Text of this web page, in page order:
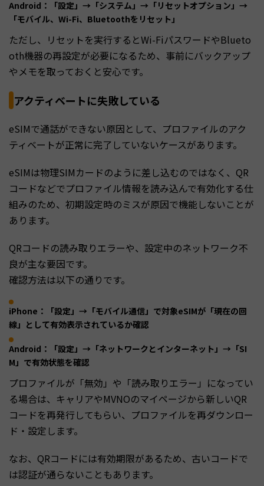
Android：「設定」→「システム」→「リセットオプション」→
「モバイル、Wi-Fi、Bluetoothをリセット」
ただし、リセットを実行するとWi-FiパスワードやBlueto
oth機器の再設定が必要になるため、事前にバックアップ
やメモを取っておくと安心です。
アクティベートに失敗している
eSIMで通話ができない原因として、プロファイルのアク
ティベートが正常に完了していないケースがあります。
eSIMは物理SIMカードのように差し込むのではなく、QR
コードなどでプロファイル情報を読み込んで有効化する仕
組みのため、初期設定時のミスが原因で機能しないことが
あります。
QRコードの読み取りエラーや、設定中のネットワーク不
良が主な要因です。
確認方法は以下の通りです。
iPhone：「設定」→「モバイル通信」で対象eSIMが「現在の回
線」として有効表示されているか確認
Android：「設定」→「ネットワークとインターネット」→「SI
M」で有効状態を確認
プロファイルが「無効」や「読み取りエラー」になってい
る場合は、キャリアやMVNOのマイページから新しいQR
コードを再発行してもらい、プロファイルを再ダウンロー
ド・設定します。
なお、QRコードには有効期限があるため、古いコードで
は認証が通らないこともあります。